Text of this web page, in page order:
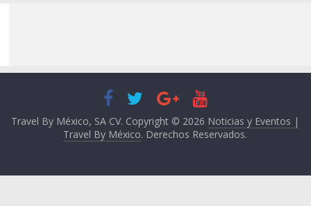
Travel By México, SA CV. Copyright © 2026 Noticias y Eventos |
Travel By México. Derechos Reservados.